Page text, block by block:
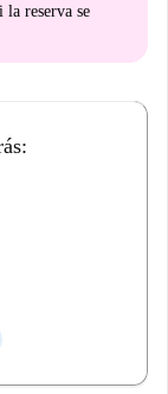
la reserva se